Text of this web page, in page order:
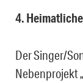
4.
Der Singer/
Nebenprojekt